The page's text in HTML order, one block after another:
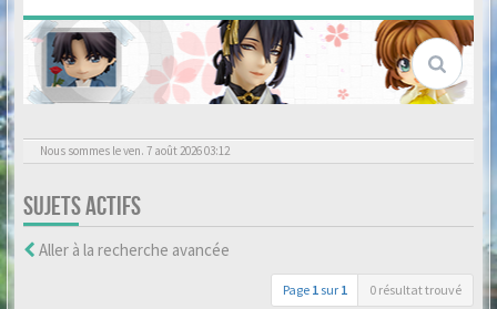
Nous sommes le ven. 7 août 2026 03:12
SUJETS ACTIFS
Aller à la recherche avancée
Page 1 sur 1 0 résultat trouvé